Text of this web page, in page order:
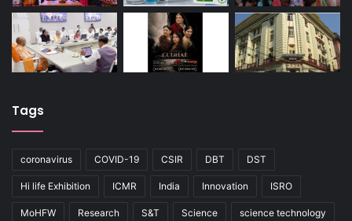
Tags
coronavirus COVID-19 CSIR DBT DST
Hi life Exhibition ICMR India Innovation ISRO
MoHFW Research S&T Science science technology